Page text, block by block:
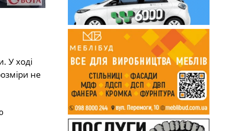
У ході
не